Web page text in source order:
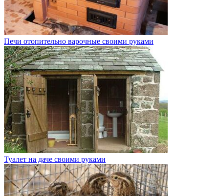
Печи отопительно варочные своими руками
Туалет на даче своими руками